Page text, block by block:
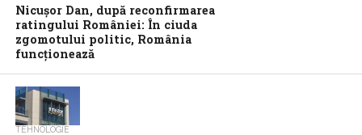
Nicuşor Dan, după reconfirmarea
ratingului României: În ciuda
zgomotului politic, România
funcţionează
TEHNOLOGIE